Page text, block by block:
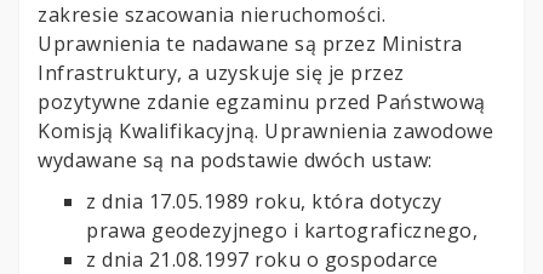
zakresie szacowania nieruchomości.
Uprawnienia te nadawane są przez Ministra
Infrastruktury, a uzyskuje się je przez
pozytywne zdanie egzaminu przed Państwową
Komisją Kwalifikacyjną. Uprawnienia zawodowe
wydawane są na podstawie dwóch ustaw:
z dnia 17.05.1989 roku, która dotyczy
prawa geodezyjnego i kartograficznego,
z dnia 21.08.1997 roku o gospodarce